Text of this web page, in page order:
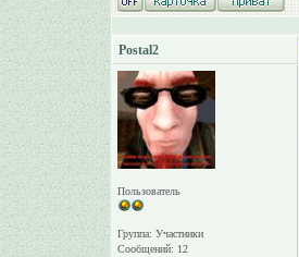
Postal2
Пользователь
Группа: Участники
Сообщений: 12